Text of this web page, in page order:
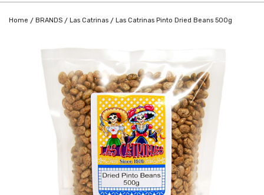
Home / BRANDS / Las Catrinas / Las Catrinas Pinto Dried Beans 500g